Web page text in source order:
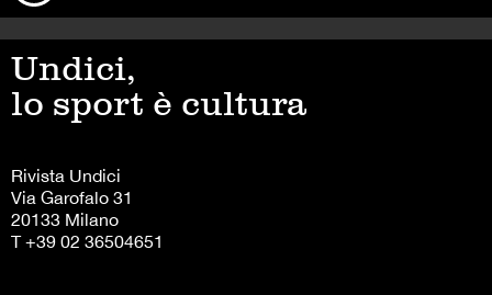
Undici,
lo sport è cultura
Rivista Undici
Via Garofalo 31
20133 Milano
T +39 02 36504651